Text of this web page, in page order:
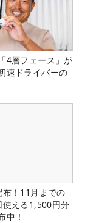
4層フェース」が
速ドライバーの
！11月までの
使える1,500円分
中！